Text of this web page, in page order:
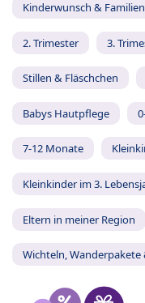
Kinderwunsch &
2. Trimester 3.
Stillen & Fläschchen
Babys Hautpflege
7-12 Monate
Kleinkinder im 3.
Eltern in meiner Region
Wichteln, Wanderpakete